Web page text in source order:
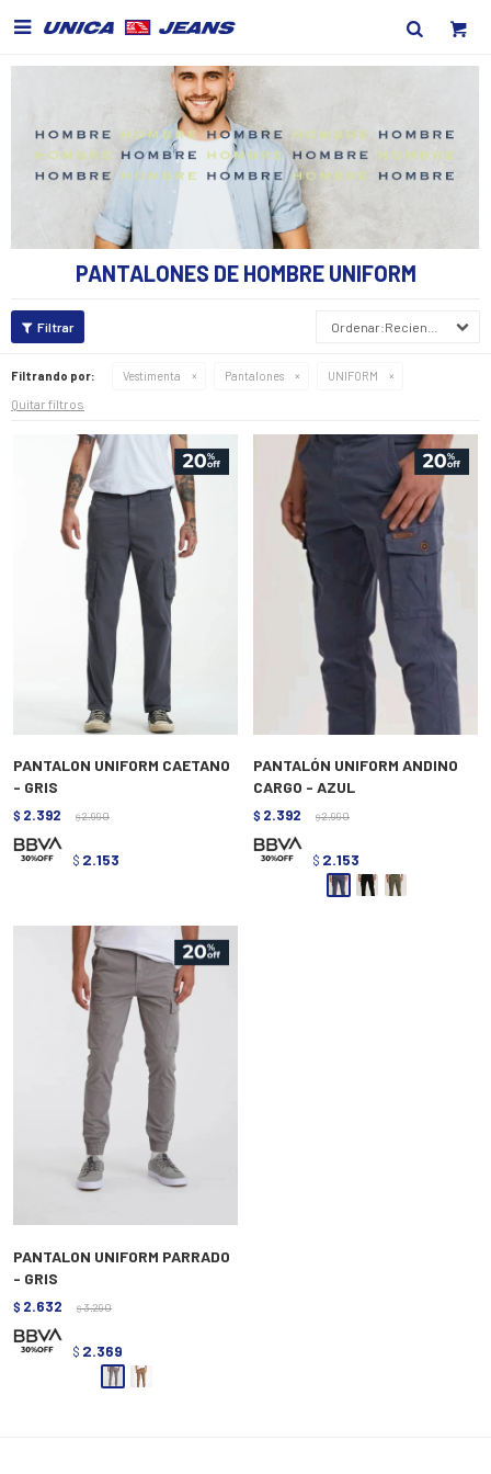

PANTALONES DE HOMBRE UNIFORM
Recientes
Filtrando por: Vestimenta Pantalones UNIFORM
Quitar filtros
PANTALON UNIFORM CAETANO
- GRIS
$ 2.392 $ 2.990
$ 2.153
PANTALÓN UNIFORM ANDINO
CARGO - AZUL
$ 2.392 $ 2.990
$ 2.153
PANTALON UNIFORM PARRADO
- GRIS
$ 2.632 $ 3.290
$ 2.369